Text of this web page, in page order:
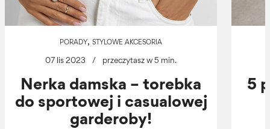
PORADY, STYLOWE AKCESORIA
07 lis 2023 / przeczytasz w 5 min.
Nerka damska – torebka
do sportowej i casualowej
garderoby!
5